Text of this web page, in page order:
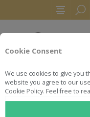
Cookie Consent
We use cookies to give you
website you agree to our
Cookie Policy. Feel free to